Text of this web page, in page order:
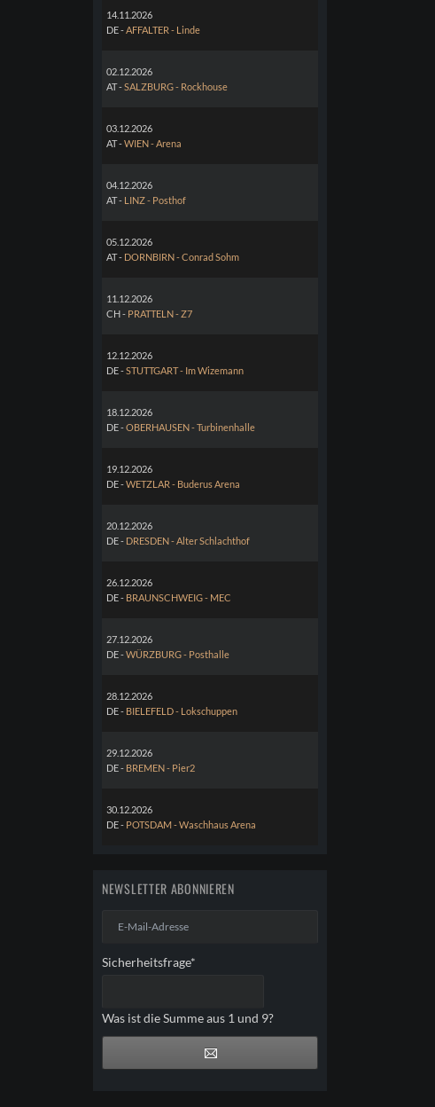
14.11.2026
DE -AFFALTER - Linde
02.12.2026
AT -SALZBURG - Rockhouse
03.12.2026
AT -WIEN - Arena
04.12.2026
AT - LINZ - Posthof
05.12.2026
AT - DORNBIRN - Conrad Sohm
11.12.2026
CH - PRATTELN - Z7
12.12.2026
DE -STUTTGART - Im Wizemann
18.12.2026
DE -OBERHAUSEN - Turbinenhalle
19.12.2026
DE -WETZLAR - Buderus Arena
20.12.2026
DE - DRESDEN - Alter Schlachthof
26.12.2026
DE - BRAUNSCHWEIG - MEC
27.12.2026
DE -WÜRZBURG - Posthalle
28.12.2026
DE - BIELEFELD - Lokschuppen
29.12.2026
DE - BREMEN - Pier2
30.12.2026
DE - POTSDAM - Waschhaus Arena
NEWSLETTER ABONNIEREN
Adresse
Pflichtfeld
Sicherheitsfrage*
Was ist die Summe aus 1 und 9?